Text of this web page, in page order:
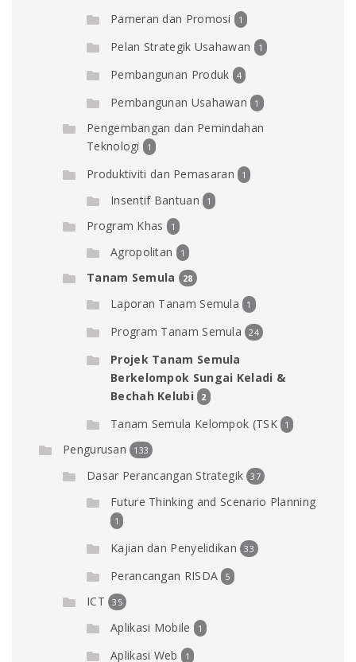
Pameran dan Promosi 1
Pelan Strategik Usahawan 1
Pembangunan Produk 4
Pembangunan Usahawan 1
Pengembangan dan Pemindahan
Teknologi
1
Produktiviti dan Pemasaran 1
Insentif Bantuan 1
Program Khas 1
Agropolitan 1
Tanam Semula 28
Laporan Tanam Semula 1
Program Tanam Semula 24
Projek Tanam Semula
Berkelompok Sungai Keladi &
Bechah Kelubi
2
Tanam Semula Kelompok (TSK 1
Pengurusan 133
Dasar Perancangan Strategik 37
Future Thinking and Scenario Planning
1
Kajian dan Penyelidikan 33
Perancangan RISDA 5
ICT 35
Aplikasi Mobile 1
Aplikasi Web 1